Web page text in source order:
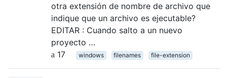
otra extensión de nombre de archivo que
indique que un archivo es ejecutable?
EDITAR : Cuando salto a un nuevo
proyecto …
17
windows filenames file-extension